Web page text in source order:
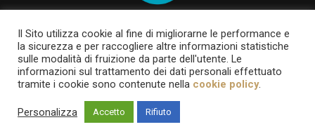
Via San Tommaso D'Aquino, 75 00136 - Roma - RM | Via Roma, 133
84030 - Casalbuono - SA
P.IVA 12722561003 | sabircomunicazionesrls@pec.it
Testata online registrata al Tribunale di Roma al n. 93 del 7 giugno
2022
Il Sito utilizza cookie al fine di migliorarne le performance e
la sicurezza e per raccogliere altre informazioni statistiche
sulle modalità di fruizione da parte dell'utente. Le
informazioni sul trattamento dei dati personali effettuato
tramite i cookie sono contenute nella cookie policy.
Personalizza Accetto Rifiuto